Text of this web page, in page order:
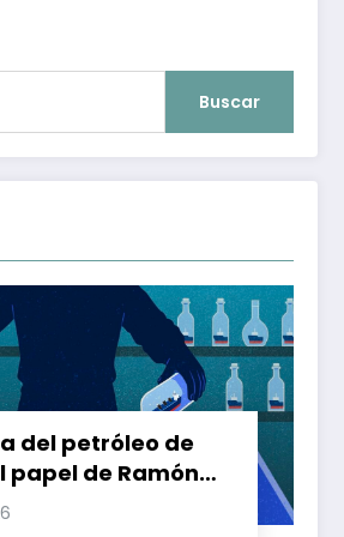
Buscar
del petróleo de
papel de Ramón
en el triángulo de